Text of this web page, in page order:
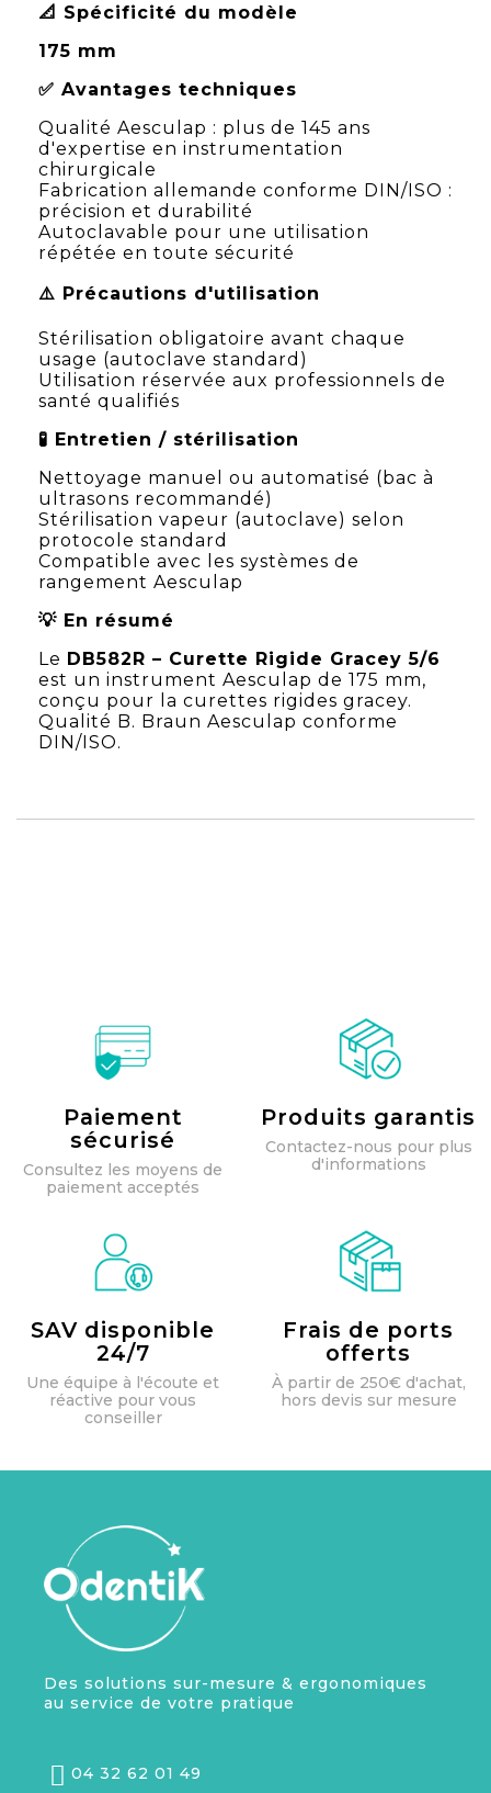
📐 Spécificité du modèle
175 mm
✅ Avantages techniques
Qualité Aesculap : plus de 145 ans
d'expertise en instrumentation
chirurgicale
Fabrication allemande conforme DIN/ISO :
précision et durabilité
Autoclavable pour une utilisation
répétée en toute sécurité
⚠️ Précautions d'utilisation
Stérilisation obligatoire avant chaque
usage (autoclave standard)
Utilisation réservée aux professionnels de
santé qualifiés
🧪 Entretien / stérilisation
Nettoyage manuel ou automatisé (bac à
ultrasons recommandé)
Stérilisation vapeur (autoclave) selon
protocole standard
Compatible avec les systèmes de
rangement Aesculap
💡 En résumé
Le DB582R – Curette Rigide Gracey 5/6
est un instrument Aesculap de 175 mm,
conçu pour la curettes rigides gracey.
Qualité B. Braun Aesculap conforme
DIN/ISO.
Paiement
sécurisé
Consultez les moyens de
paiement acceptés
Produits garantis
Contactez-nous pour plus
d'informations
SAV disponible
24/7
Une équipe à l'écoute et
réactive pour vous
conseiller
Frais de ports
offerts
À partir de 250€ d'achat,
hors devis sur mesure
Des solutions sur-mesure & ergonomiques
au service de votre pratique
04 32 62 01 49